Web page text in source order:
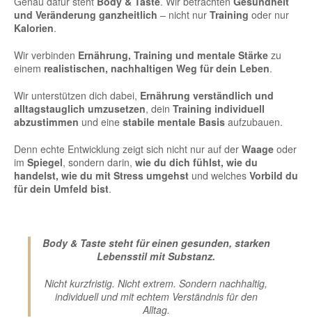
und Veränderung ganzheitlich – nicht nur Training oder nur
Kalorien.
Wir verbinden Ernährung, Training und mentale Stärke zu
einem realistischen, nachhaltigen Weg für dein Leben.
Wir unterstützen dich dabei, Ernährung verständlich und
alltagstauglich umzusetzen, dein Training individuell
abzustimmen und eine stabile mentale Basis aufzubauen.
Denn echte Entwicklung zeigt sich nicht nur auf der Waage oder
im Spiegel, sondern darin, wie du dich fühlst, wie du
handelst, wie du mit Stress umgehst und welches Vorbild du
für dein Umfeld bist.
Body & Taste steht für einen gesunden, starken
Lebensstil mit Substanz.
Nicht kurzfristig. Nicht extrem. Sondern nachhaltig,
individuell und mit echtem Verständnis für den
Alltag.